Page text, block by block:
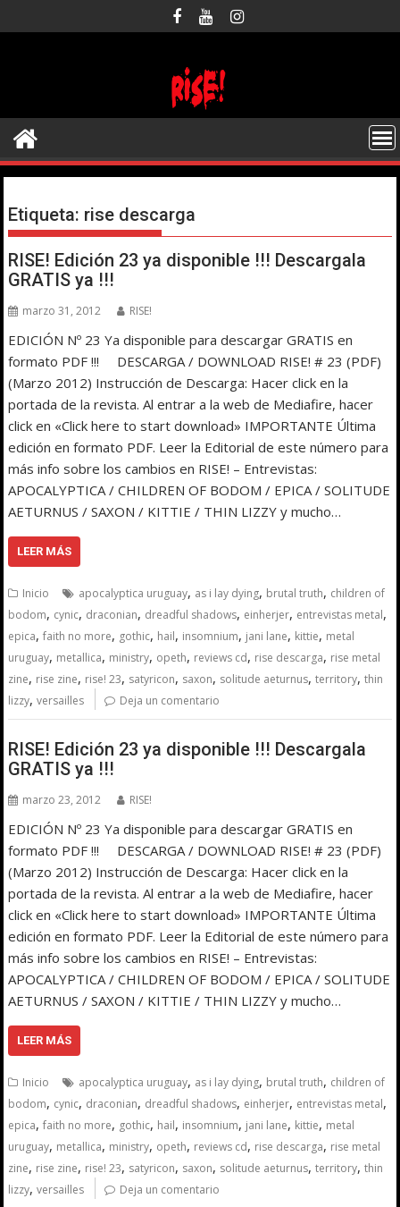
al
Etiqueta: rise descarga
RISE! Edición 23 ya disponible !!! Descargala
GRATIS ya !!!
marzo 31, 2012 RISE!
EDICIÓN Nº 23 Ya disponible para descargar GRATIS en
formato PDF !!! DESCARGA / DOWNLOAD RISE! # 23 (PDF)
(Marzo 2012) Instrucción de Descarga: Hacer click en la
portada de la revista. Al entrar a la web de Mediafire, hacer
click en «Click here to start download» IMPORTANTE Última
edición en formato PDF. Leer la Editorial de este número para
más info sobre los cambios en RISE! – Entrevistas:
APOCALYPTICA / CHILDREN OF BODOM / EPICA / SOLITUDE
AETURNUS / SAXON / KITTIE / THIN LIZZY y mucho…
LEER MÁS
Inicio apocalyptica uruguay, as i lay dying, brutal truth, children of
bodom, cynic, draconian, dreadful shadows, einherjer, entrevistas metal,
epica,faith no more, gothic, hail, insomnium, jani lane, kittie, metal
uruguay, metallica, ministry, opeth, reviews cd, rise descarga, rise metal
zine, rise zine, rise! 23, satyricon, saxon, solitude aeturnus,territory,thin
lizzy,versailles Deja un comentario
RISE! Edición 23 ya disponible !!! Descargala
GRATIS ya !!!
marzo 23, 2012 RISE!
EDICIÓN Nº 23 Ya disponible para descargar GRATIS en
formato PDF !!! DESCARGA / DOWNLOAD RISE! # 23 (PDF)
(Marzo 2012) Instrucción de Descarga: Hacer click en la
portada de la revista. Al entrar a la web de Mediafire, hacer
click en «Click here to start download» IMPORTANTE Última
edición en formato PDF. Leer la Editorial de este número para
más info sobre los cambios en RISE! – Entrevistas:
APOCALYPTICA / CHILDREN OF BODOM / EPICA / SOLITUDE
AETURNUS / SAXON / KITTIE / THIN LIZZY y mucho…
LEER MÁS
Inicio apocalyptica uruguay, as i lay dying, brutal truth, children of
bodom, cynic, draconian, dreadful shadows, einherjer, entrevistas metal,
epica,faith no more, gothic, hail, insomnium, jani lane, kittie, metal
uruguay, metallica, ministry, opeth, reviews cd, rise descarga, rise metal
zine, rise zine, rise! 23, satyricon, saxon, solitude aeturnus,territory,thin
lizzy,versailles Deja un comentario